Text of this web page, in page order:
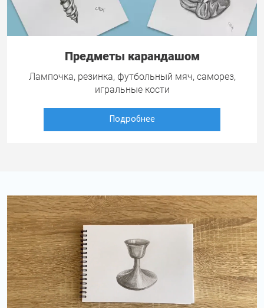
Предметы карандашом
Лампочка, резинка, футбольный мяч, саморез,
игральные кости
Подробнее